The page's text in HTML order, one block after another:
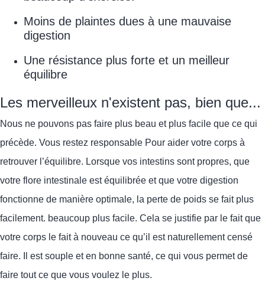
Moins de plaintes dues à une mauvaise
digestion
Une résistance plus forte et un meilleur
équilibre
Les merveilleux n'existent pas, bien que...
Nous ne pouvons pas faire plus beau et plus facile que ce qui
précède. Vous restez responsable Pour aider votre corps à
retrouver l’équilibre. Lorsque vos intestins sont propres, que
votre flore intestinale est équilibrée et que votre digestion
fonctionne de manière optimale, la perte de poids se fait plus
facilement. beaucoup plus facile. Cela se justifie par le fait que
votre corps le faità nouveau ce qu’il est naturellement censé
faire. Il est souple et en bonne santé, ce qui vous permet de
faire tout ce que vous voulez le plus.